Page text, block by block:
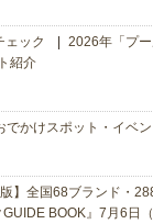
ェック
2026年「プ
紹介
かけスポット・イベ
】全国68ブランド・
BOOK』7月6日